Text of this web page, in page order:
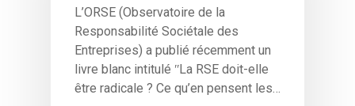
L’ORSE (Observatoire de la
Responsabilité Sociétale des
Entreprises) a publié récemment un
livre blanc intitulé ʺLa RSE doit-elle
être radicale ? Ce qu’en pensent les…